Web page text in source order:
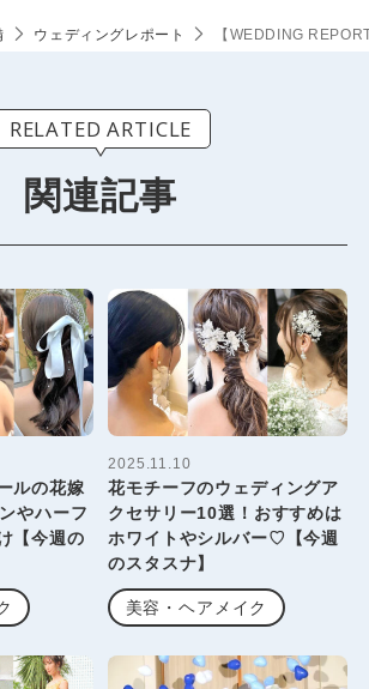
ウェディングレポート 【WEDDING
RELATED ARTICLE
関連記事
ルの花嫁
やハーフ
【今週の
2025.11.10
花モチーフのウェディングア
クセサリー10選！おすすめは
ホワイトやシルバー♡【今週
のスタスナ】
美容・ヘアメイク